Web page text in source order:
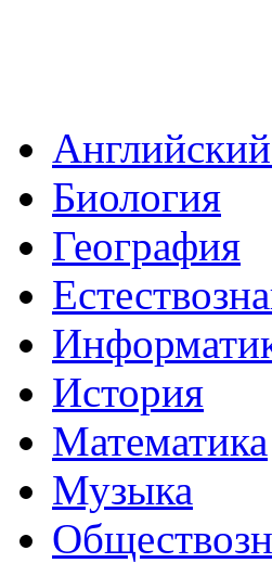
Биология
География
История
Математика
Музыка